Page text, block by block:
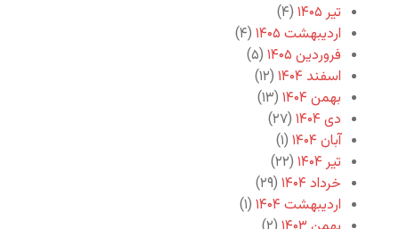
تیر ۱۴۰۵
(۴)
اردیبهشت ۱۴۰۵
(۴)
فروردین ۱۴۰۵
(۵)
اسفند ۱۴۰۴
(۱۲)
بهمن ۱۴۰۴
(۱۳)
دی ۱۴۰۴
(۲۷)
آبان ۱۴۰۴
(۱)
تیر ۱۴۰۴
(۲۲)
خرداد ۱۴۰۴
(۲۹)
اردیبهشت ۱۴۰۴
(۱)